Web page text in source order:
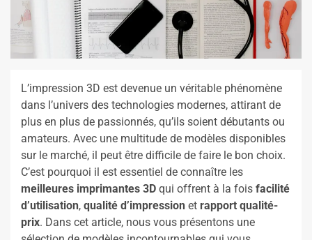
L’impression 3D est devenue un véritable phénomène
dans l’univers des technologies modernes, attirant de
plus en plus de passionnés, qu’ils soient débutants ou
amateurs. Avec une multitude de modèles disponibles
sur le marché, il peut être difficile de faire le bon choix.
C’est pourquoi il est essentiel de connaître les
meilleures imprimantes 3D qui offrent à la fois facilité
d’utilisation, qualité d’impression et rapport qualité-
prix. Dans cet article, nous vous présentons une